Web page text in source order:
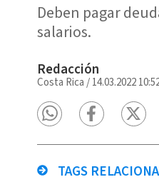
Deben pagar
salarios.
Redacción
Costa Rica /14.03.2022
TAGS